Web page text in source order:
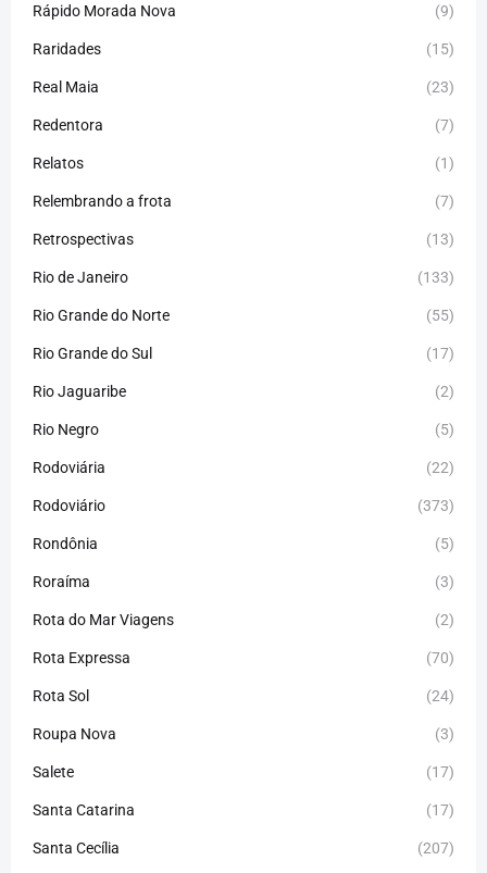
Rápido Morada Nova (9)
Raridades (15)
Real Maia (23)
Redentora (7)
Relatos (1)
Relembrando a frota (7)
Retrospectivas (13)
Rio de Janeiro (133)
Rio Grande do Norte (55)
Rio Grande do Sul (17)
Rio Jaguaribe (2)
Rio Negro (5)
Rodoviária (22)
Rodoviário (373)
Rondônia (5)
Roraíma (3)
Rota do Mar Viagens (2)
Rota Expressa (70)
Rota Sol (24)
Roupa Nova (3)
Salete (17)
Santa Catarina (17)
Santa Cecília (207)